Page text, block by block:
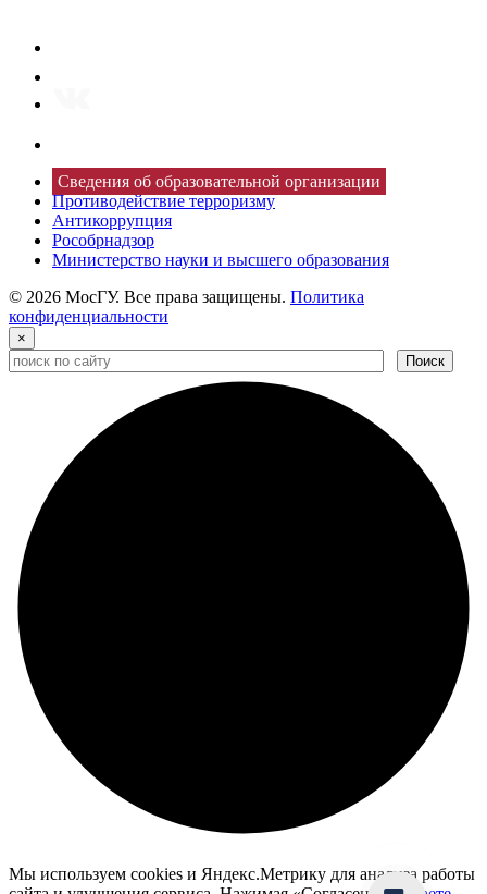
Сведения об образовательной организации
Противодействие терроризму
Антикоррупция
Рособрнадзор
Министерство науки и высшего образования
© 2026 МосГУ. Все права защищены. Политика
конфиденциальности
×
Мы используем cookies и Яндекс.Метрику для анализа работы